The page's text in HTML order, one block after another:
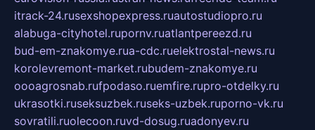
itrack-24.rusexshopexpress.ruautostudiopro.ru
alabuga-cityhotel.rupornv.ruatlantpereezd.ru
bud-em-znakomye.rua-cdc.ruelektrostal-news.ru
korolevremont-market.rubudem-znakomye.ru
oooagrosnab.rufpodaso.ruemfire.rupro-otdelky.ru
ukrasotki.ruseksuzbek.ruseks-uzbek.ruporno-vk.ru
sovratili.ruolecoon.ruvd-dosug.ruadonyev.ru